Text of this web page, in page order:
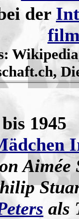
der
bis 1945
Aimée
als